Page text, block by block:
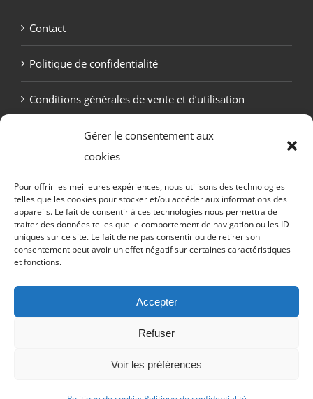
Gérer le consentement aux
cookies
Pour offrir les meilleures expériences, nous utilisons des technologies
telles que les cookies pour stocker et/ou accéder aux informations des
appareils. Le fait de consentir à ces technologies nous permettra de
traiter des données telles que le comportement de navigation ou les ID
uniques sur ce site. Le fait de ne pas consentir ou de retirer son
consentement peut avoir un effet négatif sur certaines caractéristiques
et fonctions.
Accepter
Refuser
Voir les préférences
Contact
Politique de confidentialité
Conditions générales de vente et d’utilisation
Politique de cookies (UE)
DiscordX